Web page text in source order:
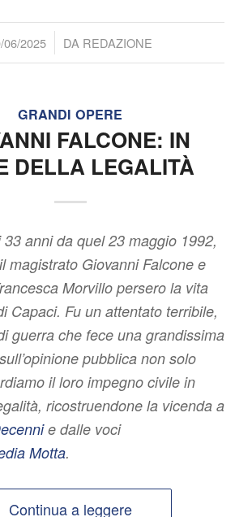
06/2025
/ DA REDAZIONE
GRANDI OPERE
FALCONE: IN
DELLA LEGALITÀ
anni da quel 23 maggio 1992,
magistrato Giovanni Falcone e
Morvillo persero la vita
Capaci. Fu un attentato terribile,
guerra che fece una grandissima
pubblica non solo
il loro impegno civile in
ricostruendone la vicenda a
e dalle voci
Motta.
Continua a leggere